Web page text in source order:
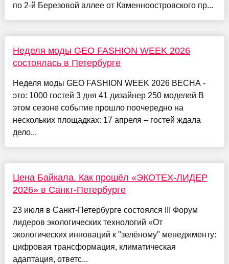
по 2-й Березовой аллее от Каменноостровского пр...
Неделя моды GEO FASHION WEEK 2026
состоялась в Петербурге
Неделя моды GEO FASHION WEEK 2026 ВЕСНА -
это: 1000 гостей 3 дня 41 дизайнер 250 моделей В
этом сезоне событие прошло поочередно на
нескольких площадках: 17 апреля – гостей ждала
дело...
Цена Байкала. Как прошёл «ЭКОТЕХ-ЛИДЕР
2026» в Санкт-Петербурге
23 июля в Санкт-Петербурге состоялся III Форум
лидеров экологических технологий «От
экологических инноваций к "зелёному" менеджменту:
цифровая трансформация, климатическая
адаптация, ответс...